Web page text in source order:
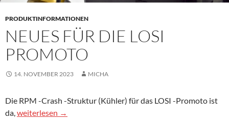
PRODUKTINFORMATIONEN
NEUES FÜR DIE LOSI
PROMOTO
14. NOVEMBER 2023 MICHA
Die RPM -Crash -Struktur (Kühler) für das LOSI -Promoto ist
da,Neues für die Losi Promoto
weiterlesen →